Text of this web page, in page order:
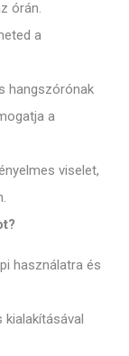
órán.
a
hangszórónak
a
viselet,
használatra és
kialakításával